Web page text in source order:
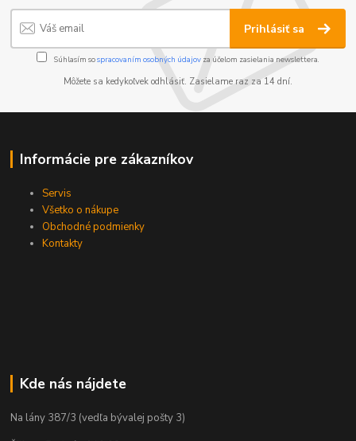
Prihlásiť sa
Súhlasím sospracovaním osobných údajov za účelom zasielania newslettera.
Môžete sa kedykoľvek odhlásiť. Zasielame raz za 14 dní.
Informácie pre zákazníkov
Servis
Všetko o nákupe
Obchodné podmienky
Kontakty
Kde nás nájdete
Na lány 387/3 (vedľa bývalej pošty 3)